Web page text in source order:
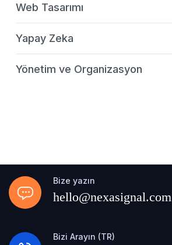
Web Tasarımı
Yapay Zeka
Yönetim ve Organizasyon
Bize yazın
hello@nexasignal.com
Bizi Arayın (TR)